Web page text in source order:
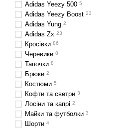
Adidas Yeezy 500 5
Adidas Yeezy Boost 23
Adidas Yung 2
Adidas Zx 23
Кросівки 86
Черевики 8
Тапочки 8
Брюки 2
Костюми 5
Кофти та светри 3
Лосіни та капрі 2
Майки та футболки 3
Шорти 4